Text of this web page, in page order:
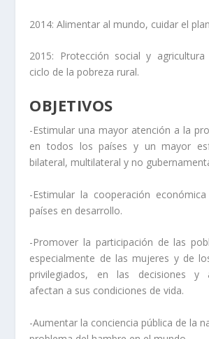
2014: Alimentar al mundo, cuidar el
2015: Protección social y
ciclo de la pobreza rural.
OBJETIVOS
-Estimular una mayor atención a la
en todos los países y un mayor
bilateral, multilateral y no
-Estimular la cooperación económica
países en desarrollo.
-Promover la participación de las
especialmente de las mujeres y de
privilegiados, en las decisiones y
afectan a sus condiciones de vida.
-Aumentar la conciencia pública de la